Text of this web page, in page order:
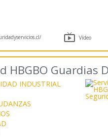
 Vídeo
HBGBO Guardias
INDUSTRIAL